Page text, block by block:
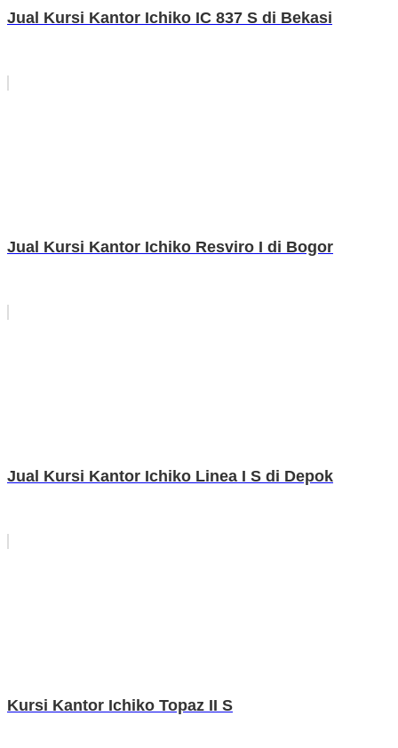
Jual Kursi Kantor Ichiko IC 837 S di Bekasi
Jual Kursi Kantor Ichiko Resviro I di Bogor
Jual Kursi Kantor Ichiko Linea I S di Depok
Kursi Kantor Ichiko Topaz II S